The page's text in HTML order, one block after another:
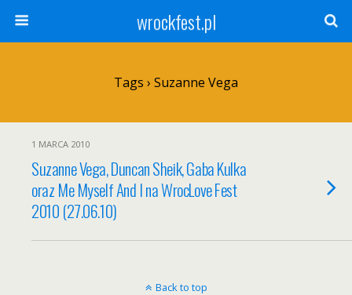
wrockfest.pl
Tags › Suzanne Vega
1 MARCA 2010
Suzanne Vega, Duncan Sheik, Gaba Kulka
oraz Me Myself And I na WrocLove Fest
2010 (27.06.10)
Back to top